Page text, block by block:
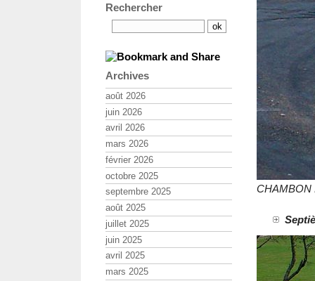
CHAMBON
Rechercher
Archives
août 2026
juin 2026
avril 2026
mars 2026
février 2026
octobre 2025
septembre 2025
août 2025
juillet 2025
juin 2025
avril 2025
mars 2025